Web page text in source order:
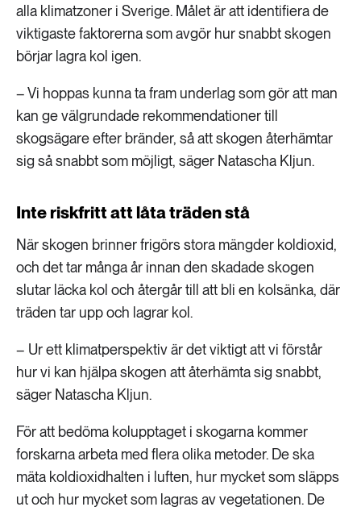
alla klimatzoner i Sverige. Målet är att identifiera de
viktigaste faktorerna som avgör hur snabbt skogen
börjar lagra kol igen.
– Vi hoppas kunna ta fram underlag som gör att man
kan ge välgrundade rekommendationer till
skogsägare efter bränder, så att skogen återhämtar
sig så snabbt som möjligt, säger Natascha Kljun.
Inte riskfritt att låta träden stå
När skogen brinner frigörs stora mängder koldioxid,
och det tar många år innan den skadade skogen
slutar läcka kol och återgår till att bli en kolsänka, där
träden tar upp och lagrar kol.
– Ur ett klimatperspektiv är det viktigt att vi förstår
hur vi kan hjälpa skogen att återhämta sig snabbt,
säger Natascha Kljun.
För att bedöma kolupptaget i skogarna kommer
forskarna arbeta med flera olika metoder. De ska
mäta koldioxidhalten i luften, hur mycket som släpps
ut och hur mycket som lagras av vegetationen. De